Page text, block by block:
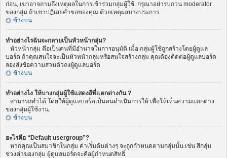
ก่อน, เขาอาจถามถึงเหตุผลในการเข้าร่วมกลุ่มผู้ใช้. กรุณาอย่ารบกวน moderator
ของกลุ่ม ถ้าเขาปฏิเสธคำขอของคุณ ด้วยเหตุผลบางประการ.
ข้างบน
ทำอย่างไรฉันจะกลายเป็นหัวหน้ากลุ่ม?
หัวหน้ากลุ่ม คือเป็นคนที่มีอำนาจในการอนุมัติ เมื่อ กลุ่มผู้ใช้ถูกสร้างโดยผู้ดูแล
บอร์ด ถ้าคุณสนใจจะเป็นหัวหน้ากลุ่มหรือสนใจสร้างกลุ่ม คุณต้องติดต่อผู้ดูแลบอร์ด
ลองส่งข้อความส่วนตัวถงผู้ดูแลบอร์ด
ข้างบน
ทำอย่างไง ให้บางกลุ่มผู้ใช้แสดงสีที่แตกต่างกัน ?
สามารถทำได้ โดยให้ผู้ดูแลบอร์ดเป็นคนดำเนินการให้ เพื่อให้เห็นความแตกต่าง
ของกลุ่มผู้ใช้งาน.
ข้างบน
อะไรคือ “Default usergroup”?
หากคุณเป็นสมาชิกในกลุ่ม ค่าเริ่มต้นต่างๆ จะถูกกำหนดตามกลุ่มนั้น เช่น สีกลุ่ม
ช่วงค่าของกลุ่ม ผู้ดูแลบอร์ดจะคือผู้กำหนดสิทธิ์